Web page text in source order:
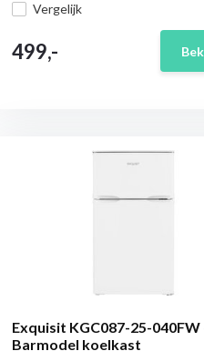
Vergelijk
499,-
Exquisit KGC087-25-040FW
Barmodel koelkast